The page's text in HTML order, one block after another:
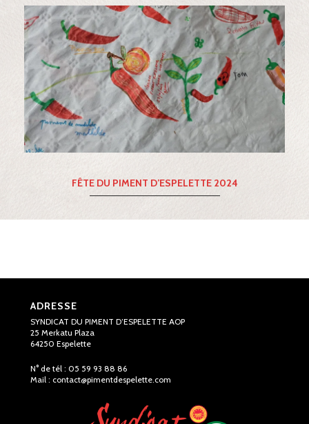
FÊTE DU PIMENT D’ESPELETTE 2024
ADRESSE
SYNDICAT DU PIMENT D’ESPELETTE AOP
25 Merkatu Plaza
64250 Espelette
N° de tél : 05 59 93 88 86
Mail : contact@pimentdespelette.com